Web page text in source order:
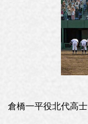
倉橋一平役北代高士